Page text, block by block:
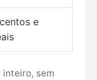
e
inteiro, sem